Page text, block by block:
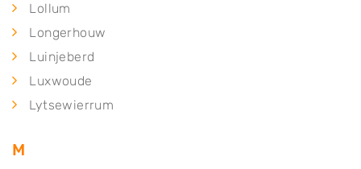
Lollum
Longerhouw
Luinjeberd
Luxwoude
Lytsewierrum
M